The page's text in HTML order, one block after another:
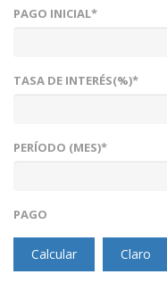
PAGO INICIAL*
TASA DE INTERÉS(%)*
PERÍODO (MES)*
PAGO
Calcular Claro